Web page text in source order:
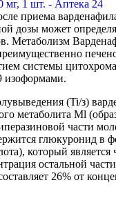
приема
дозы может
Метаболизм
системы
изоформами.
(Ti/з)
метаболита Ml
части
глюкуронид в
который является
остальной
26% от